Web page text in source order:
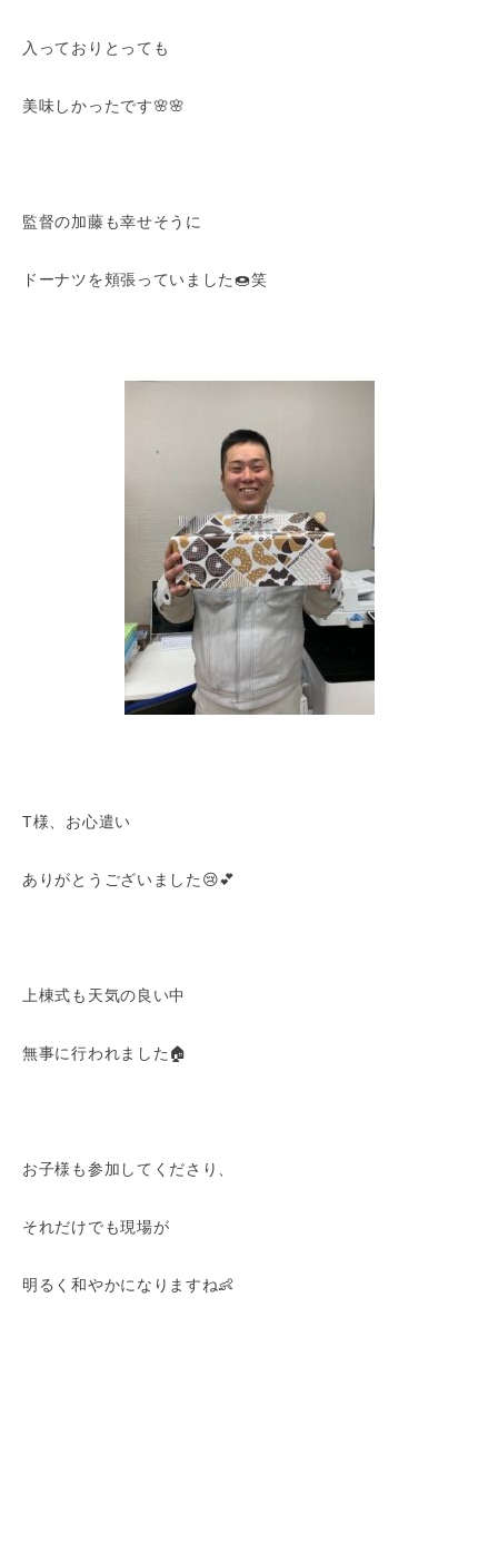
入っておりとっても
美味しかったです🌸🌸
監督の加藤も幸せそうに
ドーナツを頬張っていました🍩笑
T様、お心遣い
ありがとうございました😢💕
上棟式も天気の良い中
無事に行われました🏠
お子様も参加してくださり、
それだけでも現場が
明るく和やかになりますね👶